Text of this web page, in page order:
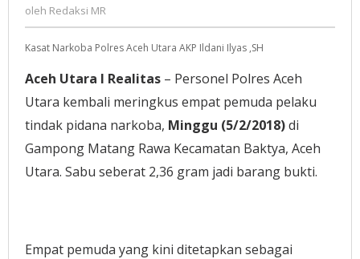
oleh Redaksi MR
Kasat Narkoba Polres Aceh Utara AKP Ildani Ilyas ,SH
Aceh Utara I Realitas – Personel Polres Aceh
Utara kembali meringkus empat pemuda pelaku
tindak pidana narkoba, Minggu (5/2/2018)di
Gampong Matang Rawa Kecamatan Baktya, Aceh
Utara. Sabu seberat 2,36 gram jadi barang bukti.
Empat pemuda yang kini ditetapkan sebagai